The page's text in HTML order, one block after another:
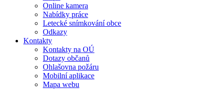
Online kamera
Nabídky práce
Letecké snímkování obce
Odkazy
Kontakty
Kontakty na OÚ
Dotazy občanů
Ohlašovna požáru
Mobilní aplikace
Mapa webu